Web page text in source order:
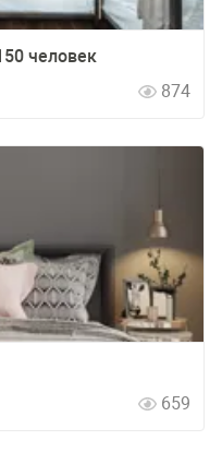
человек
874
659